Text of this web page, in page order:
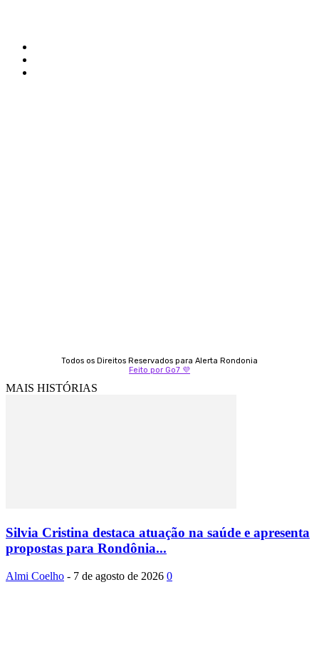
Todos os Direitos Reservados para Alerta Rondonia
Feito por Go7 💜
MAIS HISTÓRIAS
Silvia Cristina destaca atuação na saúde e apresenta
propostas para Rondônia...
Almi Coelho - 7 de agosto de 2026 0